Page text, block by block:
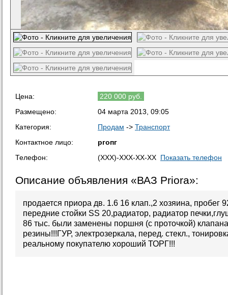
Цена:
220 000 руб.
Размещено:
04 марта 2013, 09:05
Категория:
Продам -> Транспорт
Контактное лицо:
ргопг
Телефон:
(XXX)-XXX-XX-XX Показать телефон
Описание объявления «ВАЗ Priora»:
продается приора дв. 1.6 16 клап.,2 хозяина, пробег
передние стойки SS 20,радиатор, радиатор
86 тыс. были заменены поршня (с проточкой)
резины!!!ГУР, электрозеркала, перед. стекл.,
реальному покупателю хороший ТОРГ!!!